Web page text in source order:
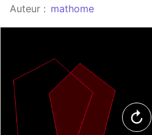
Classe GeoGebra
Auteur : mathome